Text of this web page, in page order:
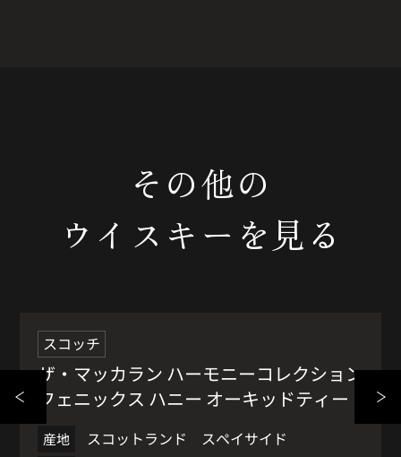
その他の
ウイスキーを見る
限定品
スコッチ
ザ・マッカラン ハーモニーコレクション
フェニックス ハニー オーキッドティー
産地 スコットランド スペイサイド